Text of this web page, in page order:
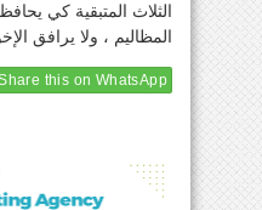
الثلاث المتبقية كي
المظاليم ، ولا يرافق
this on WhatsApp